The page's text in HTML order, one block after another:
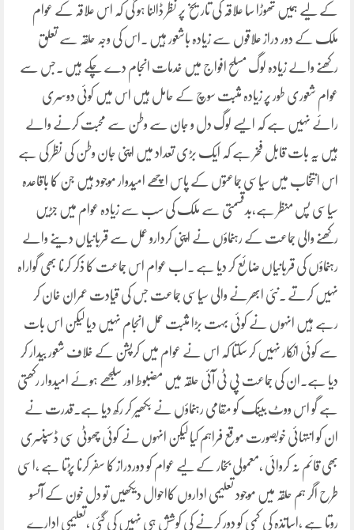
کے لیے ہمیں تھوڑا سا علاقہ کی تاریخ پر نظر ڈالنا ہو گی کہ اس علاقہ کے عوام
ملک کے دور دراز علاقوں سے زیادہ باشعور ہیں ۔اس کی وجہ حلقہ سے تعلق
رکھنے والے زیادہ لوگ مسلح افواج میں خدمات انجام دے چکے ہیں ۔جس سے
عوام شعوری طور پر زیادہ مثبت سوچ کے حامل ہیں اس میں کوئی دوسری
رائے نہیں ہے کہ ایسے لوگ دل و جان سے وطن سے محبت کرنے والے
ہیں یہ بات قابل فخر ہے کہ ایک بڑی تعداد میں اپنی جان وطن کی نظر کی ہے
اس انتخاب میں سیاسی جماعتوں کے پاس اچھے امیدوار موجود ہیں جن کا باقاعدہ
سیاسی پس منظر ہے،بدقسمتی سے ملک کی سب سے زیادہ عوام میں جڑیں
رکھنے والی جماعت کے رہنماؤں نے اپنی کردارو عمل سے قربانیاں دینے والے
رہنماؤں کی قربانیاں ضائع کر دیا ہے ۔اب عوام اس جماعت کا ذکر کرنا بھی گواراہ
نہیں کرتے ۔نئی ابھرنے والی سیاسی جماعت جس کی قیادت عمران خان کر
رہے ہیں انہوں نے کوئی بہت بڑا مثبت عمل انجام نہیں دیا لیکن اس بات
سے کوئی انکار نہیں کر سکتا کہ اس نے عوام میں کرپشن کے خلاف شعور بیدار کر
دیا ہے۔ان کی جماعت پی ٹی آئی حلقہ میں مضبوط اور سلجھے ہوئے امیدوار رکھتی
ہے گو اس ووٹ بینک کو مقامی رہنماؤں نے بکھیر کر رکھ دیا ہے۔قدرت نے
ان کو انتہائی خوبصورت موقع فراہم کیا لیکن انہوں نے کوئی چھوٹی سی ڈسپنسری
بھی قائم نہ کروائی ،معمولی بخار کے لیے عوام کو دوردراز کا سفر کرنا پڑتا ہے ،اسی
طرح اگر ہم حلقہ میں موجود تعلیمی اداروں کااحوال دیکھیں تو دل خون کے آنسو
روتا ہے ،اساتذہ کی کمی کو دور کرنے کی کوشش ہی نہیں کی گئی ،تعلیمی ادارے